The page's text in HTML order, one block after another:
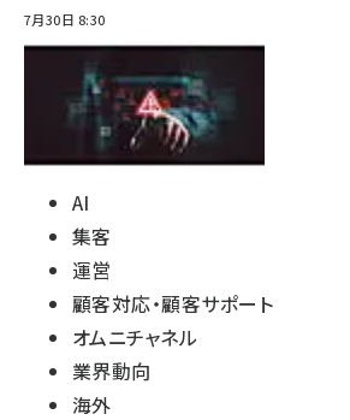
7月30日 8:30
AI
集客
運営
顧客対応・顧客サポート
オムニチャネル
業界動向
海外